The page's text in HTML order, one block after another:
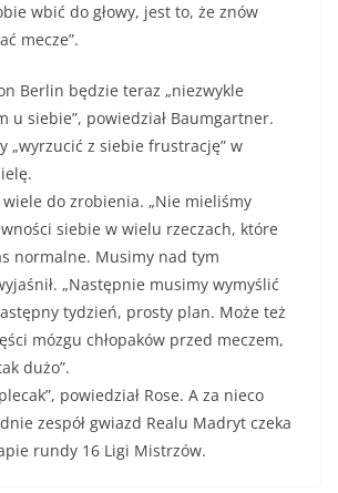
wbić do głowy, jest to, że znów
mecze”.
Berlin będzie teraz „niezwykle
u siebie”, powiedział Baumgartner.
„wyrzucić z siebie frustrację” w
wiele do zrobienia. „Nie mieliśmy
siebie w wielu rzeczach, które
normalne. Musimy nad tym
„Następnie musimy wymyślić
tydzień, prosty plan. Może też
mózgu chłopaków przed meczem,
dużo”.
powiedział Rose. A za nieco
zespół gwiazd Realu Madryt czeka
rundy 16 Ligi Mistrzów.